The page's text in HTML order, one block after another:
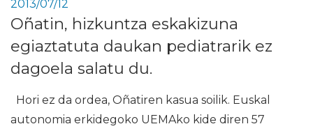
2013/07/12
Oñatin, hizkuntza eskakizuna
egiaztatuta daukan pediatrarik ez
dagoela salatu du.
Hori ez da ordea, Oñatiren kasua soilik. Euskal
autonomia erkidegoko UEMAko kide diren 57